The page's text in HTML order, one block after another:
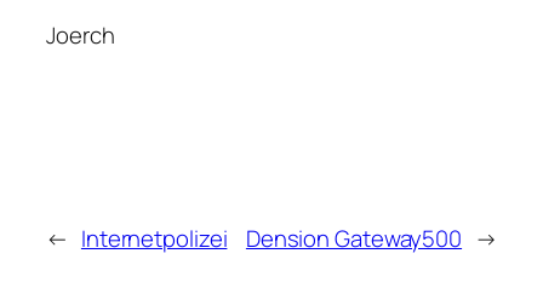
Joerch
← Internetpolizei Dension Gateway500 →